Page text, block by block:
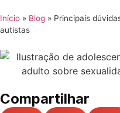
Início » Blog » Principais
autistas
Compartilhar